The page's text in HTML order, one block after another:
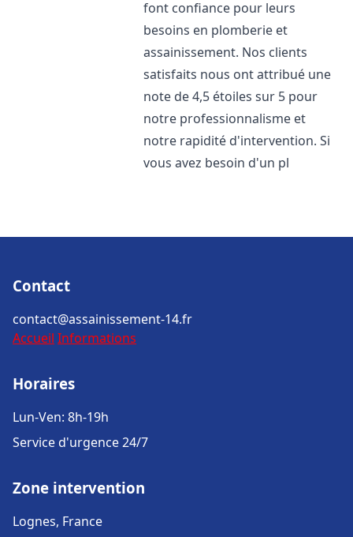
font confiance pour leurs
besoins en plomberie et
assainissement. Nos clients
satisfaits nous ont attribué une
note de 4,5 étoiles sur 5 pour
notre professionnalisme et
notre rapidité d'intervention. Si
vous avez besoin d'un pl
Contact
contact@assainissement-14.fr
Accueil Informations
Horaires
Lun-Ven: 8h-19h
Service d'urgence 24/7
Zone intervention
Lognes, France